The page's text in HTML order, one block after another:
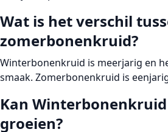
Wat is het verschil
zomerbonenkruid?
Winterbonenkruid is meerjarig en
smaak. Zomerbonenkruid is
Kan
groeien?